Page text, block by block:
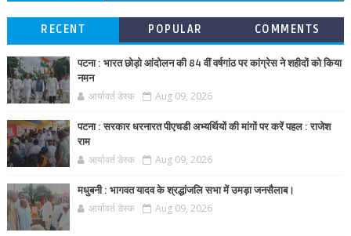
RECENT POPULAR COMMENTS
पटना : भारत छोड़ो आंदोलन की 84 वीं वर्षगांठ पर कांग्रेस ने शहीदों को किया
नमन
आर्यावर्त डेस्क Aug 09, 2026
पटना : सरकार धरनारत पीएचडी अभ्यर्थियों की मांगों पर करें पहल : राजेश
राम
आर्यावर्त डेस्क Aug 09, 2026
मधुबनी : भागवत यादव के श्रद्धांजलि सभा में उमड़ा जनसैलाब।
आर्यावर्त डेस्क Aug 09, 2026